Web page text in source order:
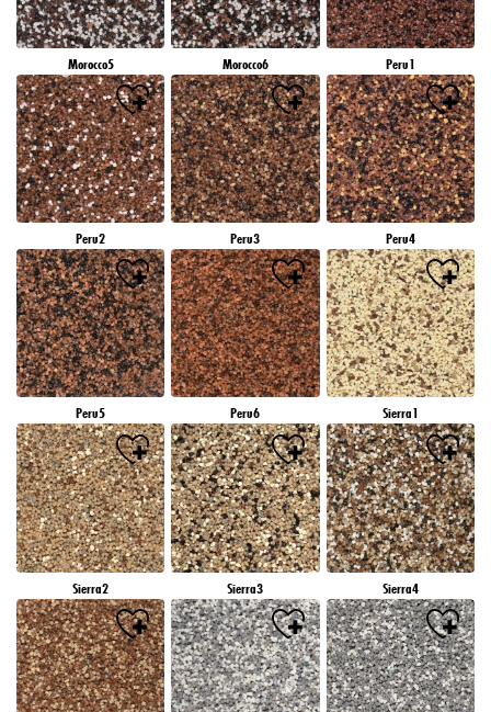
Morocco5 Morocco6 Peru1
Peru2 Peru3 Peru4
Peru5 Peru6 Sierra1
Sierra2 Sierra3 Sierra4